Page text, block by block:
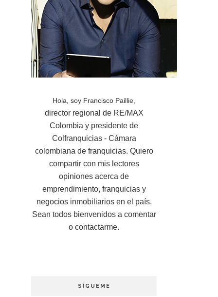
Hola, soy Francisco Paillie,
director regional de RE/MAX
Colombia y presidente de
Colfranquicias - Cámara
colombiana de franquicias. Quiero
compartir con mis lectores
opiniones acerca de
emprendimiento, franquicias y
negocios inmobiliarios en el país.
Sean todos bienvenidos a comentar
o contactarme.
SÍGUEME